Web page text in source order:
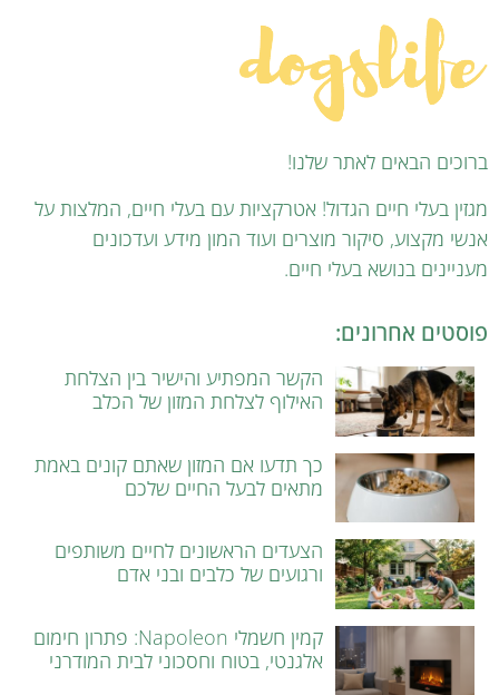
ברוכים הבאים לאתר שלנו!
מגזין בעלי חיים הגדול! אטרקציות עם בעלי חיים, המלצות על
אנשי מקצוע, סיקור מוצרים ועוד המון מידע ועדכונים
מעניינים בנושא בעלי חיים.
פוסטים אחרונים:
הקשר המפתיע והישיר בין הצלחת
האילוף לצלחת המזון של הכלב
כך תדעו אם המזון שאתם קונים באמת
מתאים לבעל החיים שלכם
הצעדים הראשונים לחיים משותפים
ורגועים של כלבים ובני אדם
קמין חשמלי Napoleon: פתרון חימום
אלגנטי, בטוח וחסכוני לבית המודרני